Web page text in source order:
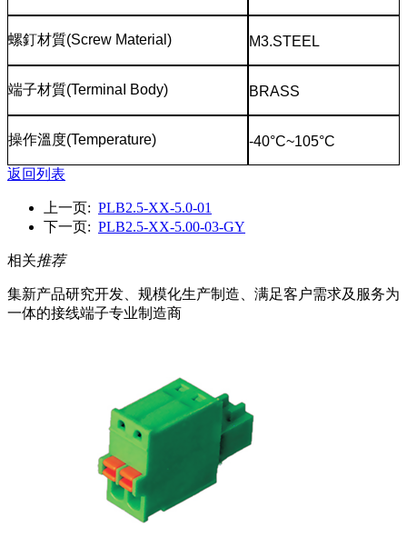
螺釘材質(Screw Material) M3.STEEL
端子材質(TerminaI Body) BRASS
操作溫度(Temperature) -40°C~105°C
返回列表
上一页: PLB2.5-XX-5.0-01
下一页: PLB2.5-XX-5.00-03-GY
相关推荐
集新产品研究开发、规模化生产制造、满足客户需求及服务为
一体的接线端子专业制造商